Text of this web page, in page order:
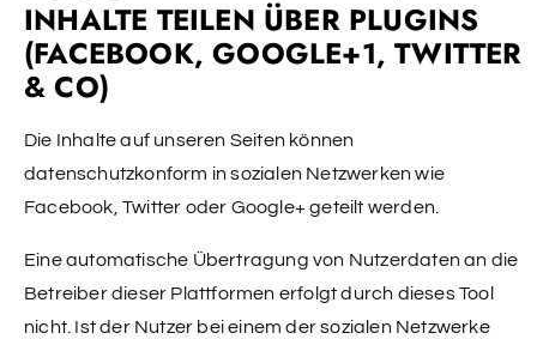
INHALTE TEILEN ÜBER PLUGINS
(FACEBOOK, GOOGLE+1, TWITTER
& CO)
Die Inhalte auf unseren Seiten können
datenschutzkonform in sozialen Netzwerken wie
Facebook, Twitter oder Google+ geteilt werden.
Eine automatische Übertragung von Nutzerdaten an die
Betreiber dieser Plattformen erfolgt durch dieses Tool
nicht. Ist der Nutzer bei einem der sozialen Netzwerke